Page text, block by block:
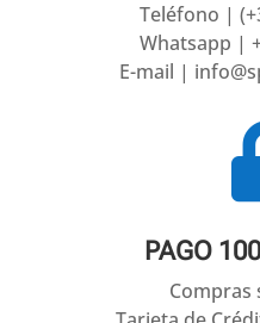
Teléfono |
Whatsapp |
E-mail |
PAGO
Compras